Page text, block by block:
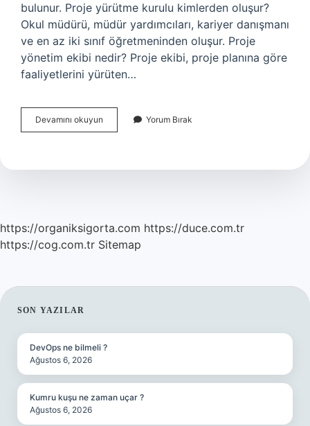
bulunur. Proje yürütme kurulu kimlerden oluşur?
Okul müdürü, müdür yardımcıları, kariyer danışmanı
ve en az iki sınıf öğretmeninden oluşur. Proje
yönetim ekibi nedir? Proje ekibi, proje planına göre
faaliyetlerini yürüten…
Devamını okuyun
Yönetim
Oluşur
Yorum Bırak
https://organiksigorta.com https://duce.com.tr
https://cog.com.tr Sitemap
SIDEBAR
SON YAZILAR
DevOps ne bilmeli ?
Ağustos 6, 2026
Kumru kuşu ne zaman uçar ?
Ağustos 6, 2026